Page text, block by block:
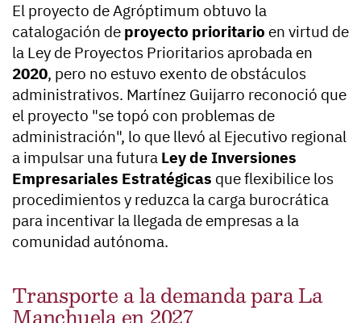
El proyecto de Agróptimum obtuvo la
catalogación de proyecto prioritario en virtud de
la Ley de Proyectos Prioritarios aprobada en
2020, pero no estuvo exento de obstáculos
administrativos. Martínez Guijarro reconoció que
el proyecto "se topó con problemas de
administración", lo que llevó al Ejecutivo regional
a impulsar una futura Ley de Inversiones
Empresariales Estratégicas que flexibilice los
procedimientos y reduzca la carga burocrática
para incentivar la llegada de empresas a la
comunidad autónoma.
Transporte a la demanda para La